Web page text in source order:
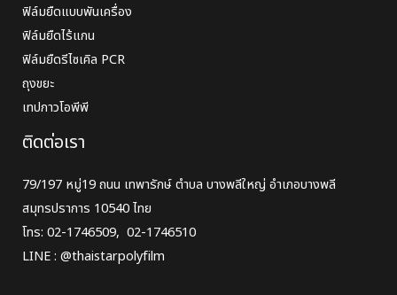
ฟิล์มยืดแบบพันเครื่อง
ฟิล์มยืดไร้แกน
ฟิล์มยืดรีไซเคิล PCR
ถุงขยะ
เทปกาวโอพีพี
ติดต่อเรา
79/197 หมู่19 ถนน​ เทพารักษ์ ตำบล บางพลีใหญ่ อำเภอบางพลี
สมุทรปราการ 10540 ไทย
โทร: 02-1746509, 02-1746510
LINE​ : @thaistarpolyfilm